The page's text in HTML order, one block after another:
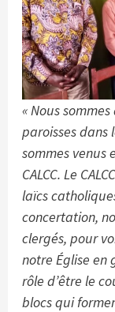
« Nous
paroisses dans
sommes venus
CALCC. Le
laïcs
concertation,
clergés, pour
notre Église en
rôle d’être le
blocs qui